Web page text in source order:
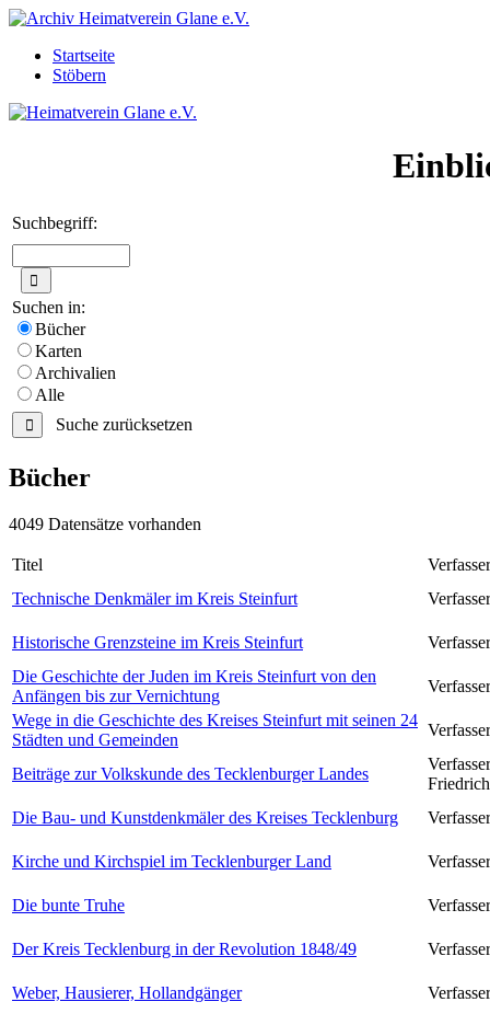
Startseite
Stöbern
Suchbegriff:
Suchen in:
Bücher
Karten
Archivalien
Alle
Suche zurücksetzen
Bücher
4049 Datensätze vorhanden
Titel
Verfasser
Technische Denkmäler im Kreis Steinfurt
Historische Grenzsteine im Kreis Steinfurt
Die Geschichte der Juden im Kreis Steinfurt von den
Anfängen bis zur Vernichtung
Wege in die Geschichte des Kreises Steinfurt mit seinen 24
Städten und Gemeinden
Beiträge zur Volkskunde des Tecklenburger Landes
Die Bau- und Kunstdenkmäler des Kreises Tecklenburg
Kirche und Kirchspiel im Tecklenburger Land
Die bunte Truhe
Der Kreis Tecklenburg in der Revolution 1848/49
Weber, Hausierer, Hollandgänger